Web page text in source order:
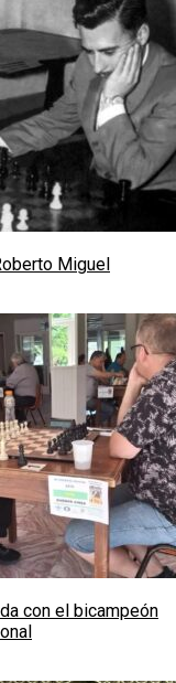
Miguel
con el bicampeón